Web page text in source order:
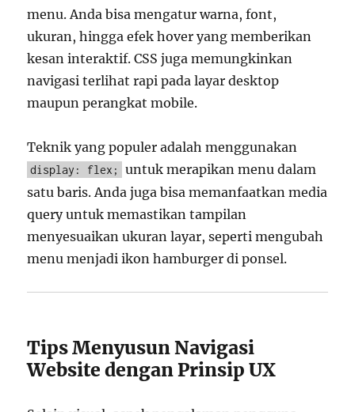
menu. Anda bisa mengatur warna, font,
ukuran, hingga efek hover yang memberikan
kesan interaktif. CSS juga memungkinkan
navigasi terlihat rapi pada layar desktop
maupun perangkat mobile.
Teknik yang populer adalah menggunakan
display: flex;
untuk merapikan menu dalam
satu baris. Anda juga bisa memanfaatkan media
query untuk memastikan tampilan
menyesuaikan ukuran layar, seperti mengubah
menu menjadi ikon hamburger di ponsel.
Tips Menyusun Navigasi
Website dengan Prinsip UX